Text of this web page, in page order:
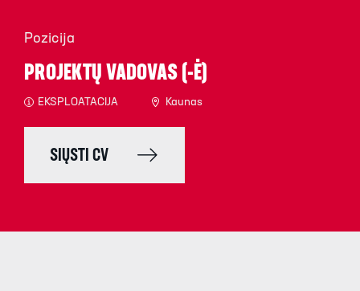
Pozicija
PROJEKTŲ VADOVAS (-Ė)
EKSPLOATACIJA Kaunas
SIŲSTI CV